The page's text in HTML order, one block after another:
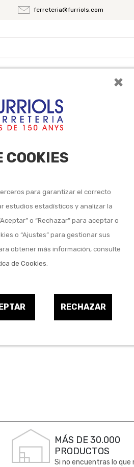
×
COOKIES
para garantizar el correcto
estudios estadísticos y analizar la
o “Rechazar” para aceptar o
o “Ajustes” para gestionar sus
obtener más información, consulte
de Cookies.
RECHAZAR
ferreteria@furriols.com
MÁS DE 30.000
PRODUCTOS
Si no encuentras lo que